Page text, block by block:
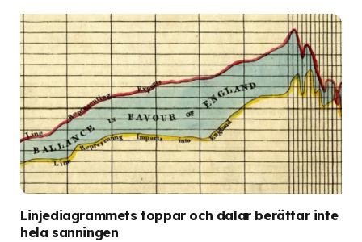
Linjediagrammets toppar och dalar berättar inte
hela sanningen